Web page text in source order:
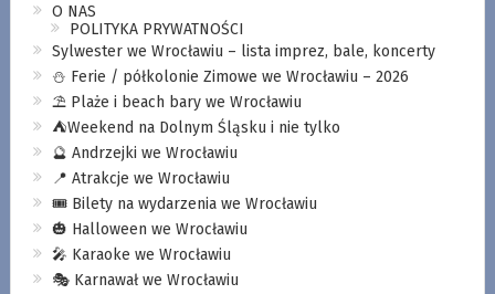
O NAS
POLITYKA PRYWATNOŚCI
Sylwester we Wrocławiu – lista imprez, bale, koncerty
⛄️ Ferie / półkolonie Zimowe we Wrocławiu – 2026
⛱️ Plaże i beach bary we Wrocławiu
⛺️Weekend na Dolnym Śląsku i nie tylko
🔮 Andrzejki we Wrocławiu
📍 Atrakcje we Wrocławiu
🎟️ Bilety na wydarzenia we Wrocławiu
🎃 Halloween we Wrocławiu
🎤 Karaoke we Wrocławiu
🎭 Karnawał we Wrocławiu